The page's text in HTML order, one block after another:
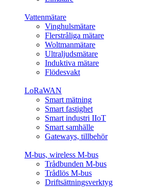
Vattenmätare
Vinghulsmätare
Flerstråliga mätare
Woltmanmätare
Ultraljudsmätare
Induktiva mätare
Flödesvakt
LoRaWAN
Smart mätning
Smart fastighet
Smart industri IIoT
Smart samhälle
Gateways, tillbehör
M-bus, wireless M-bus
Trådbunden M-bus
Trådlös M-bus
Driftsättningsverktyg